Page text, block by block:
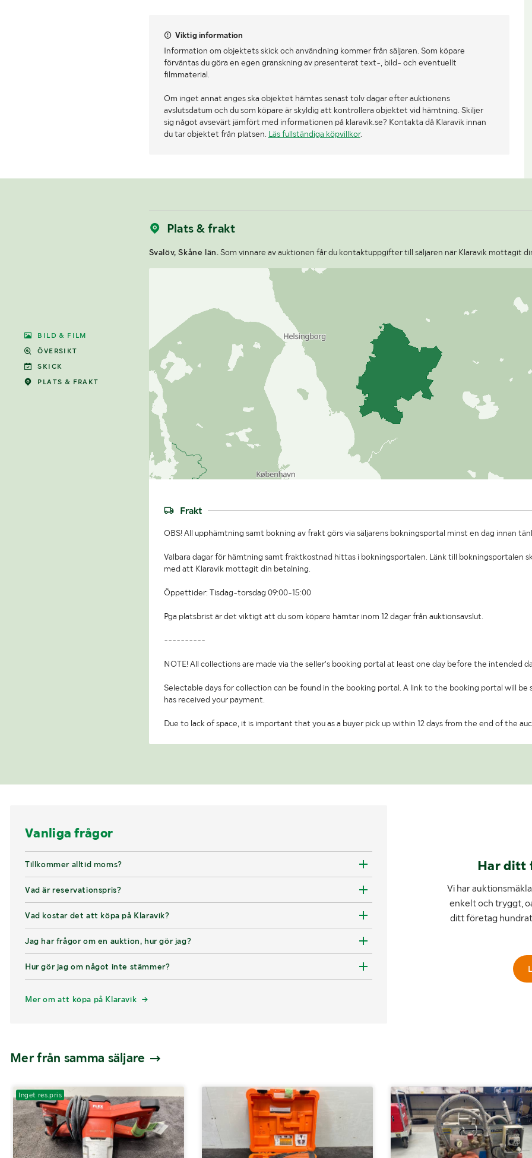
BILD & FILM
ÖVERSIKT
SKICK
PLATS & FRAKT
Viktig information
Information om objektets skick och användning kommer från säljaren. Som köpare
förväntas du göra en egen granskning av presenterat text-, bild- och eventuellt
filmmaterial.
Om inget annat anges ska objektet hämtas senast tolv dagar efter auktionens
avslutsdatum och du som köpare är skyldig att kontrollera objektet vid hämtning. Skiljer
sig något avsevärt jämfört med informationen på klaravik.se? Kontakta då Klaravik innan
du tar objektet från platsen. Läs fullständiga köpvillkor.
Plats & frakt
Svalöv, Skåne län. Som vinnare av auktionen får du kontaktuppgifter till säljaren när Klaravik mottagit
Frakt
OBS! All upphämtning samt bokning av frakt görs via säljarens bokningsportal minst en dag innan
Valbara dagar för hämtning samt fraktkostnad hittas i bokningsportalen. Länk till bokningsportalen
med att Klaravik mottagit din betalning.
Öppettider: Tisdag-torsdag 09:00-15:00
Pga platsbrist är det viktigt att du som köpare hämtar inom 12 dagar från auktionsavslut.
----------
NOTE! All collections are made via the seller's booking portal at least one day before the intended
Selectable days for collection can be found in the booking portal. A link to the booking portal will be
has received your payment.
Due to lack of space, it is important that you as a buyer pick up within 12 days from the end of the
Vanliga frågor
Tillkommer alltid moms?
Vad är reservationspris?
Vad kostar det att köpa på Klaravik?
Jag har frågor om en auktion, hur gör jag?
Hur gör jag om något inte stämmer?
Mer om att köpa på Klaravik
Har ditt
Vi har
enkelt och tryggt,
ditt företag
Mer från samma säljare
Inget res.pris